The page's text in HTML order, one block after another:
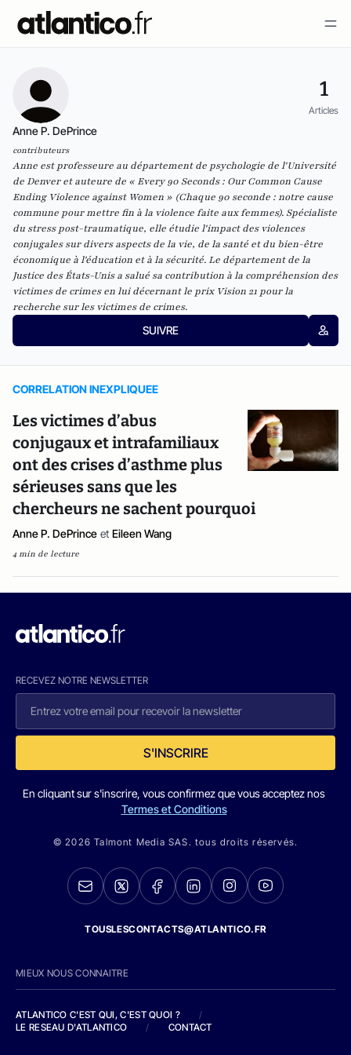
1
Articles
Anne P. DePrince
contributeurs
Anne est professeure au département de psychologie de l'Université
de Denver et auteure de « Every 90 Seconds : Our Common Cause
Ending Violence against Women » (Chaque 90 seconde : notre cause
commune pour mettre fin à la violence faite aux femmes). Spécialiste
du stress post-traumatique, elle étudie l'impact des violences
conjugales sur divers aspects de la vie, de la santé et du bien-être
économique à l'éducation et à la sécurité. Le département de la
Justice des États-Unis a salué sa contribution à la compréhension des
victimes de crimes en lui décernant le prix Vision 21 pour la
recherche sur les victimes de crimes.
SUIVRE
CORRELATION INEXPLIQUEE
Les victimes d’abus
conjugaux et intrafamiliaux
ont des crises d’asthme plus
sérieuses sans que les
chercheurs ne sachent pourquoi
Anne P. DePrince et Eileen Wang
4 min de lecture
RECEVEZ NOTRE NEWSLETTER
S'INSCRIRE
En cliquant sur s'inscrire, vous confirmez que vous acceptez nos
Termes et Conditions
© 2026 Talmont Media SAS. tous droits réservés.
TOUSLESCONTACTS@ATLANTICO.FR
MIEUX NOUS CONNAITRE
ATLANTICO C'EST QUI, C'EST QUOI ?
/
LE RESEAU D'ATLANTICO
/ CONTACT